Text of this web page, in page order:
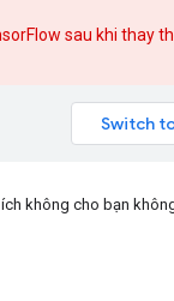
sau khi thay
không cho bạn